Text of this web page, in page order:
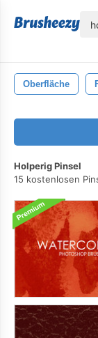
Oberfläche
Holperig Pinsel
15 kostenlosen